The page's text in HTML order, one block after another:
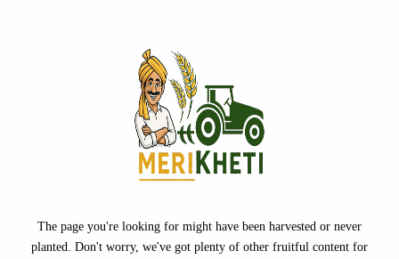
The page you're looking for might have been harvested or never
planted. Don't worry, we've got plenty of other fruitful content for